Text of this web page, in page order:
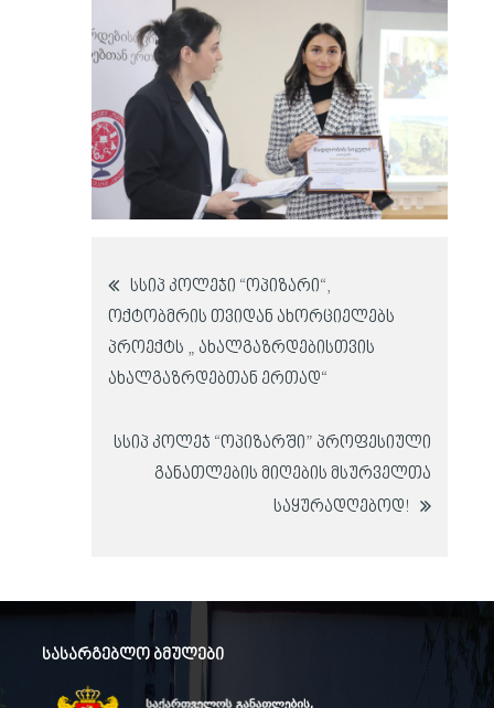
პოსტის
ნავიგაცია
სსიპ კოლეჯი “ოპიზარი“,
ოქტობმრის თვიდან ახორციელებს
პროექტს „ ახალგაზრდებისთვის
ახალგაზრდებთან ერთად“
სსიპ კოლეჯ “ოპიზარში” პროფესიული
განათლების მიღების მსურველთა
საყურადღებოდ!
სასარგებლო ბმულები